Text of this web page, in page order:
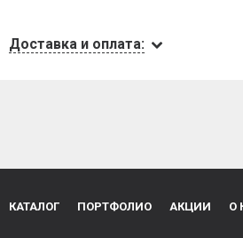
Доставка и оплата:
КАТАЛОГ ПОРТФОЛИО АКЦИИ О